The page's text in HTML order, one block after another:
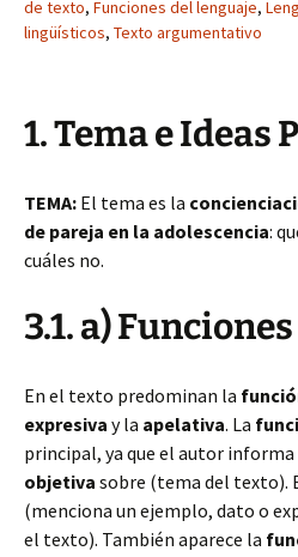
de texto, Funciones del lenguaje,
lingüísticos, Texto argumentativo
1. Tema e Ideas
TEMA: El tema es la
de pareja en la adolescencia:
cuáles no.
3.1. a)
En el texto predominan la
expresiva y la apelativa. La
principal, ya que el autor informa
objetiva sobre (tema del texto).
(menciona un ejemplo, dato o
el texto). También aparece la